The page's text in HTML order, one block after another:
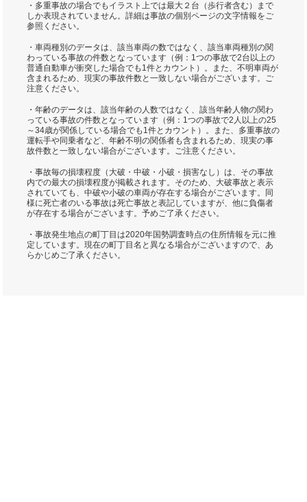
・多重事故の場合でもイラスト上では最大２台（歩行者含む）まで
しか表現されていません。詳細は事故の個別ページの文字情報をご
参照ください。
・車両種別のデータは、該当車両の数ではなく、該当車両種別の関
わっている事故の件数となっています（例：1つの事故で2台以上の
普通自動車が衝突した場合でも1件とカウント）。また、不明車両が
含まれるため、現実の事故件数と一致しない場合がございます。ご
注意ください。
・年齢のデータは、該当年齢の人数ではなく、該当年齢人物の関わ
っている事故の件数となっています（例：1つの事故で2人以上の25
～34歳が関係している場合でも1件とカウント）。また、多重事故の
運転手や同乗者など、年齢不明の関係者も含まれるため、現実の事
故件数と一致しない場合がございます。ご注意ください。
・事故毎の損壊程度（大破・中破・小破・損害なし）は、その事故
内での最大の損壊程度が掲載されます。そのため、大破事故と表示
されていても、中破や小破の車両が存在する場合がございます。同
様に死亡者のいる事故は死亡事故と表記していますが、他に負傷者
が存在する場合がございます。予めご了承ください。
・事故発生地点の町丁目は2020年国勢調査時点の住所情報を元に推
定しています。現在の町丁目名と異なる場合がございますので、あ
らかじめご了承ください。